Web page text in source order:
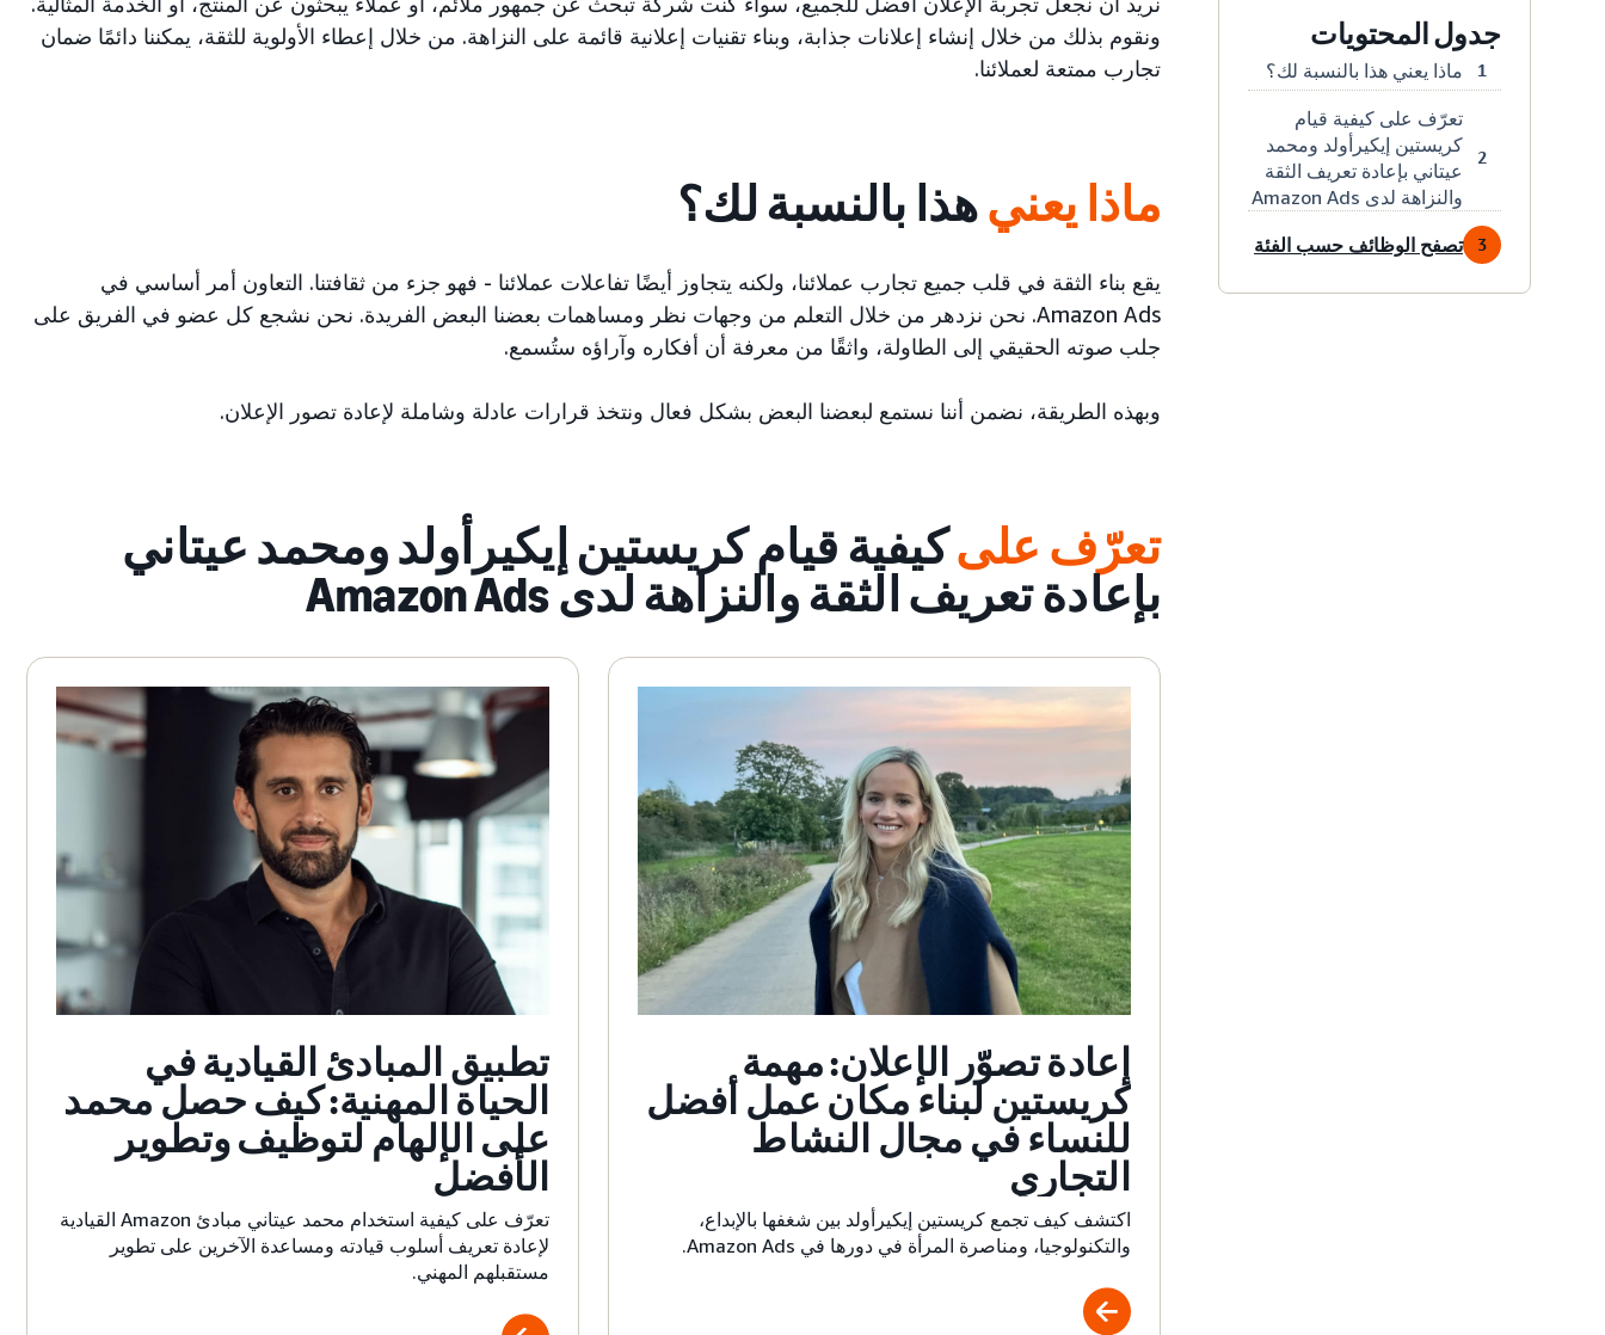
جدول المحتويات
1 ماذا يعني هذا بالنسبة لك؟
2
تعرّف على كيفية قيام
كريستين إيكيرأولد ومحمد
عيتاني بإعادة تعريف الثقة
والنزاهة لدى Amazon Ads
3 تصفح الوظائف حسب الفئة
ونقوم بذلك من خلال إنشاء إعلانات جذابة، وبناء تقنيات إعلانية قائمة على النزاهة. من خلال إعطاء الأولوية للثقة، يمكننا دائمًا ضمان
تجارب ممتعة لعملائنا.
ماذا يعنيهذا بالنسبة لك؟
يقع بناء الثقة في قلب جميع تجارب عملائنا، ولكنه يتجاوز أيضًا تفاعلات عملائنا - فهو جزء من ثقافتنا. التعاون أمر أساسي في
Amazon Ads. نحن نزدهر من خلال التعلم من وجهات نظر ومساهمات بعضنا البعض الفريدة. نحن نشجع كل عضو في الفريق على
جلب صوته الحقيقي إلى الطاولة، واثقًا من معرفة أن أفكاره وآراؤه ستُسمع.
وبهذه الطريقة، نضمن أننا نستمع لبعضنا البعض بشكل فعال ونتخذ قرارات عادلة وشاملة لإعادة تصور الإعلان.
تعرّف علىكيفية قيام كريستين إيكيرأولد ومحمد عيتاني
بإعادة تعريف الثقة والنزاهة لدى Amazon Ads
إعادة تصوّر الإعلان: مهمة
كريستين لبناء مكان عمل أفضل
للنساء في مجال النشاط
التجاري
اكتشف كيف تجمع كريستين إيكيرأولد بين شغفها بالإبداع،
والتكنولوجيا، ومناصرة المرأة في دورها في Amazon Ads.
تطبيق المبادئ القيادية في
الحياة المهنية: كيف حصل محمد
على الإلهام لتوظيف وتطوير
الأفضل
تعرّف على كيفية استخدام محمد عيتاني مبادئ Amazon القيادية
لإعادة تعريف أسلوب قيادته ومساعدة الآخرين على تطوير
مستقبلهم المهني.